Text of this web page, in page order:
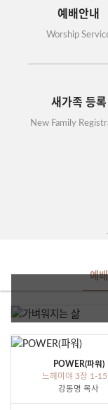
예배안내
Worship
새가족 등록
New Family
예배
POWER(파워)
느헤미야 3장 1-15
강동명 목사